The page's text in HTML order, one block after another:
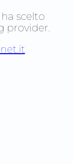
ha scelto
provider.